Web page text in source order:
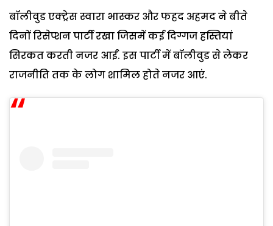
बॉलीवुड एक्ट्रेस स्वारा भास्कर और फहद अहमद ने बीते
दिनों रिसेप्शन पार्टी रखा जिसमें कई दिग्गज हस्तियां
सिरकत करती नजर आईं. इस पार्टी में बॉलीवुड से लेकर
राजनीति तक के लोग शामिल होते नजर आएं.